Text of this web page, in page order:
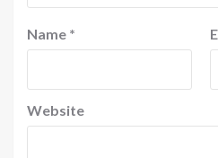
Name *
Website